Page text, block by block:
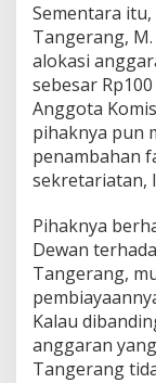
Sementara itu,
Tangerang,
alokasi
sebesar
Anggota
pihaknya pun
penambahan
sekretariatan,
Pihaknya
Dewan
Tangerang,
Kalau
anggaran
Tangerang